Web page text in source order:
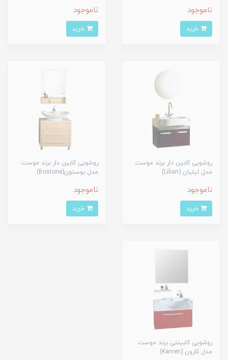
ناموجود ناموجود
روشویی کابین دار برند موست
مدل لیلیان (Lilian)
ناموجود
روشویی کابین دار برند موست
مدل بوستون(Bostone)
ناموجود
روشویی کابینتی برند موست
مدل کارون (Karven)